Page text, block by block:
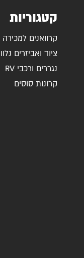
קטגוריות
קרוואנים למכירה
ציוד ואביזרים
נגררים ורכבי RV
קרונות סוסים